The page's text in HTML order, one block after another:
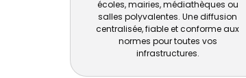
écoles, mairies, médiathèques ou
salles polyvalentes. Une diffusion
centralisée, fiable et conforme aux
normes pour toutes vos
infrastructures.